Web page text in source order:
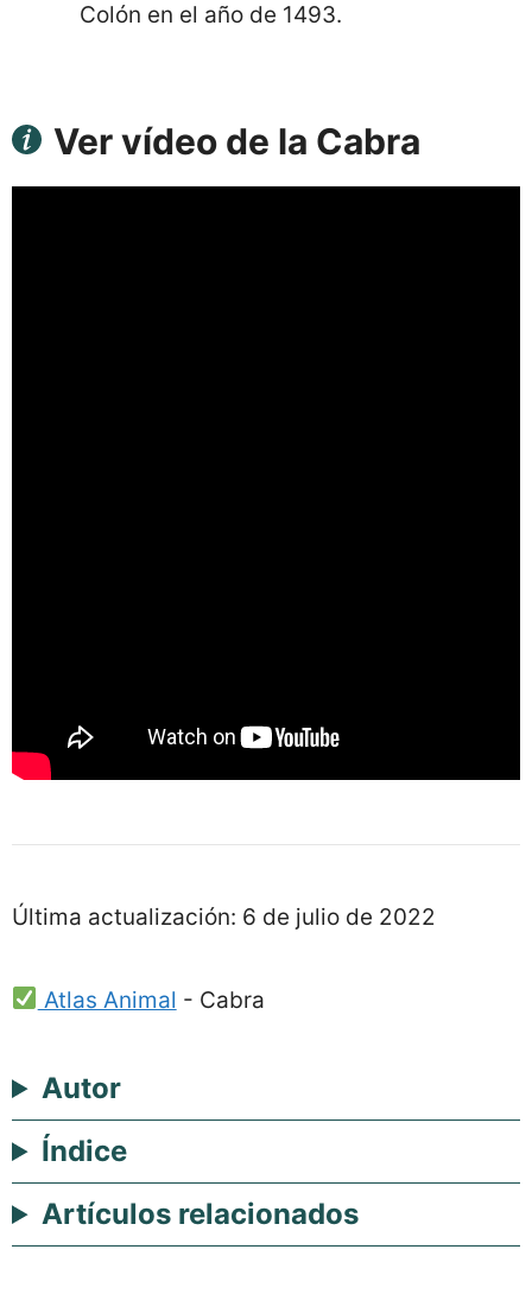
Colón en el año de 1493.
Ver vídeo de la Cabra
Última actualización: 6 de julio de 2022
Atlas Animal - Cabra
Autor
Índice
Artículos relacionados